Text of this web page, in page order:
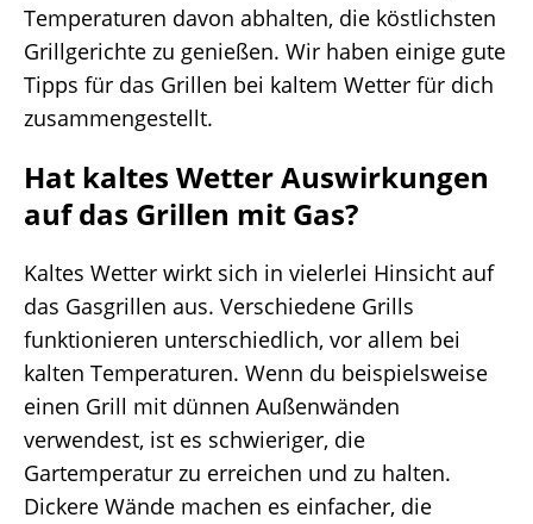
Temperaturen davon abhalten, die köstlichsten
Grillgerichte zu genießen. Wir haben einige gute
Tipps für das Grillen bei kaltem Wetter für dich
zusammengestellt.
Hat kaltes Wetter Auswirkungen
auf das Grillen mit Gas?
Kaltes Wetter wirkt sich in vielerlei Hinsicht auf
das Gasgrillen aus. Verschiedene Grills
funktionieren unterschiedlich, vor allem bei
kalten Temperaturen. Wenn du beispielsweise
einen Grill mit dünnen Außenwänden
verwendest, ist es schwieriger, die
Gartemperatur zu erreichen und zu halten.
Dickere Wände machen es einfacher, die